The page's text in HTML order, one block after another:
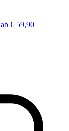
ab € 59,90